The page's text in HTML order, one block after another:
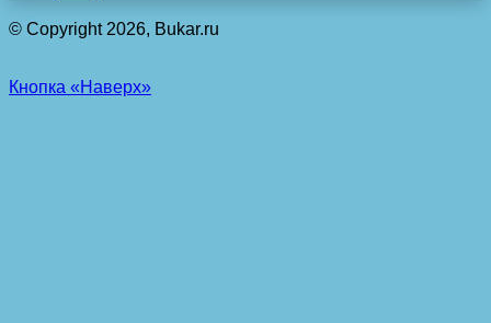
© Copyright 2026, Bukar.ru
Кнопка «Наверх»